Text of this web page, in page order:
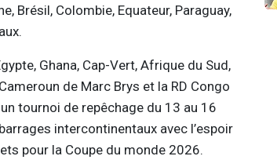
Brésil, Colombie, Equateur, Paraguay,
Ghana, Cap-Vert, Afrique du Sud,
de Marc Brys et la RD Congo
tournoi de repêchage du 13 au 16
intercontinentaux avec l’espoir
pour la Coupe du monde 2026.